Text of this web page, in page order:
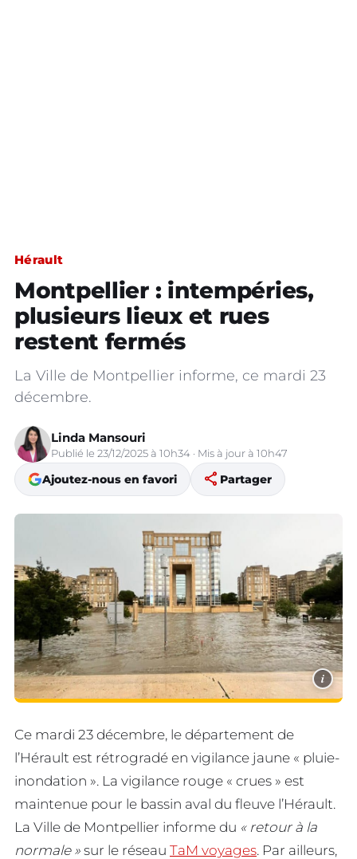
Hérault
Montpellier : intempéries,
plusieurs lieux et rues
restent fermés
La Ville de Montpellier informe, ce mardi 23
décembre.
Linda Mansouri
Publié le 23/12/2025 à 10h34 · Mis à jour à 10h47
Ajoutez-nous en favori share Partager
i
Ce mardi 23 décembre, le département de
l’Hérault est rétrogradé en vigilance jaune « pluie-
inondation ». La vigilance rouge « crues » est
maintenue pour le bassin aval du fleuve l’Hérault.
La Ville de Montpellier informe du « retour à la
normale » sur le réseau TaM voyages. Par ailleurs,